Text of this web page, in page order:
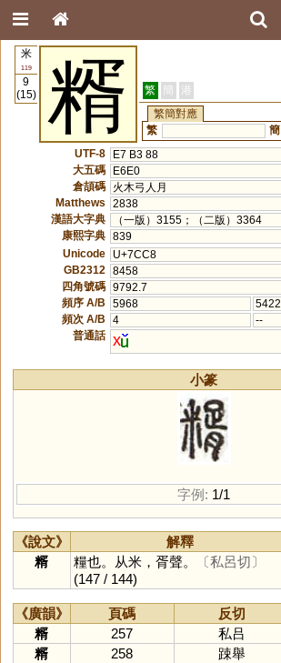
米
119
9
(15)
糈 繁 簡 港
繁簡對應
繁
簡
UTF-8
E7 B3 88
大五碼
E6E0
倉頡碼
火木弓人月
Matthews
2838
漢語大字典
（一版）3155；（二版）3364
康熙字典 839
Unicode
U+7CC8
GB2312
8458
四角號碼 9792.7
頻序 A/B
5968
5422
頻次 A/B
4
--
普通話 x
小篆
字例: 1/1
《說文》 解釋
糈
糧也。从米，胥聲。
〔私呂切〕
(147 / 144)
《廣韻》 頁碼 反切
糈
257
私吕
糈
258
踈舉